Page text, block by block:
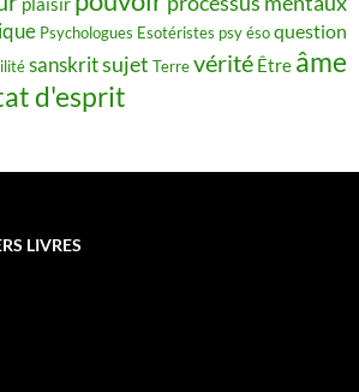
Psychologues Esotéristes psy ésoquestion
sanskritsujet Terrevérité Être âme
d'esprit
LIVRES